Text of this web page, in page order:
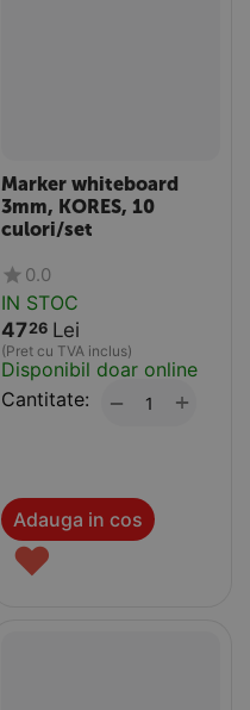
Marker whiteboard
3mm, KORES, 10
culori/set
0.0
IN STOC
4726 Lei
(Pret cu TVA inclus)
Disponibil doar online
Cantitate:
+
−
Adauga in cos
♥